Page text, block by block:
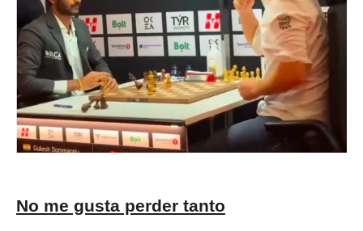
No me gusta perder tanto